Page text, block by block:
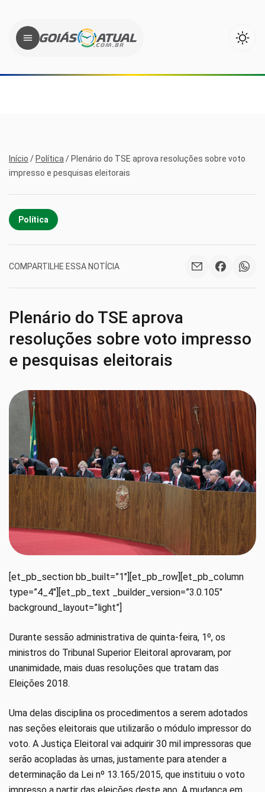
Início / Política / Plenário do TSE aprova resoluções sobre voto
impresso e pesquisas eleitorais
Política
COMPARTILHE ESSA NOTÍCIA
Plenário do TSE aprova
resoluções sobre voto impresso
e pesquisas eleitorais
[et_pb_section bb_built=”1″][et_pb_row][et_pb_column
type=”4_4″][et_pb_text _builder_version=”3.0.105″
background_layout=”light”]
Durante sessão administrativa de quinta-feira, 1º, os
ministros do Tribunal Superior Eleitoral aprovaram, por
unanimidade, mais duas resoluções que tratam das
Eleições 2018.
Uma delas disciplina os procedimentos a serem adotados
nas seções eleitorais que utilizarão o módulo impressor do
voto. A Justiça Eleitoral vai adquirir 30 mil impressoras que
serão acopladas às urnas, justamente para atender a
determinação da Lei nº 13.165/2015, que instituiu o voto
impresso a partir das eleições deste ano. A mudança em